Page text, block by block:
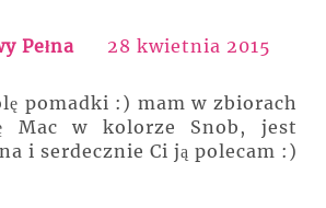
Pełna
28 kwietnia 2015
pomadki :) mam w zbiorach
Mac w kolorze Snob, jest
i serdecznie Ci ją polecam :)